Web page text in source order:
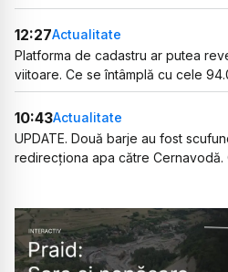
12:27Actualitate
Platforma de cadastru ar putea
viitoare. Ce se întâmplă cu cele
10:43Actualitate
UPDATE. Două barje au fost
redirecționa apa către Cernavodă.